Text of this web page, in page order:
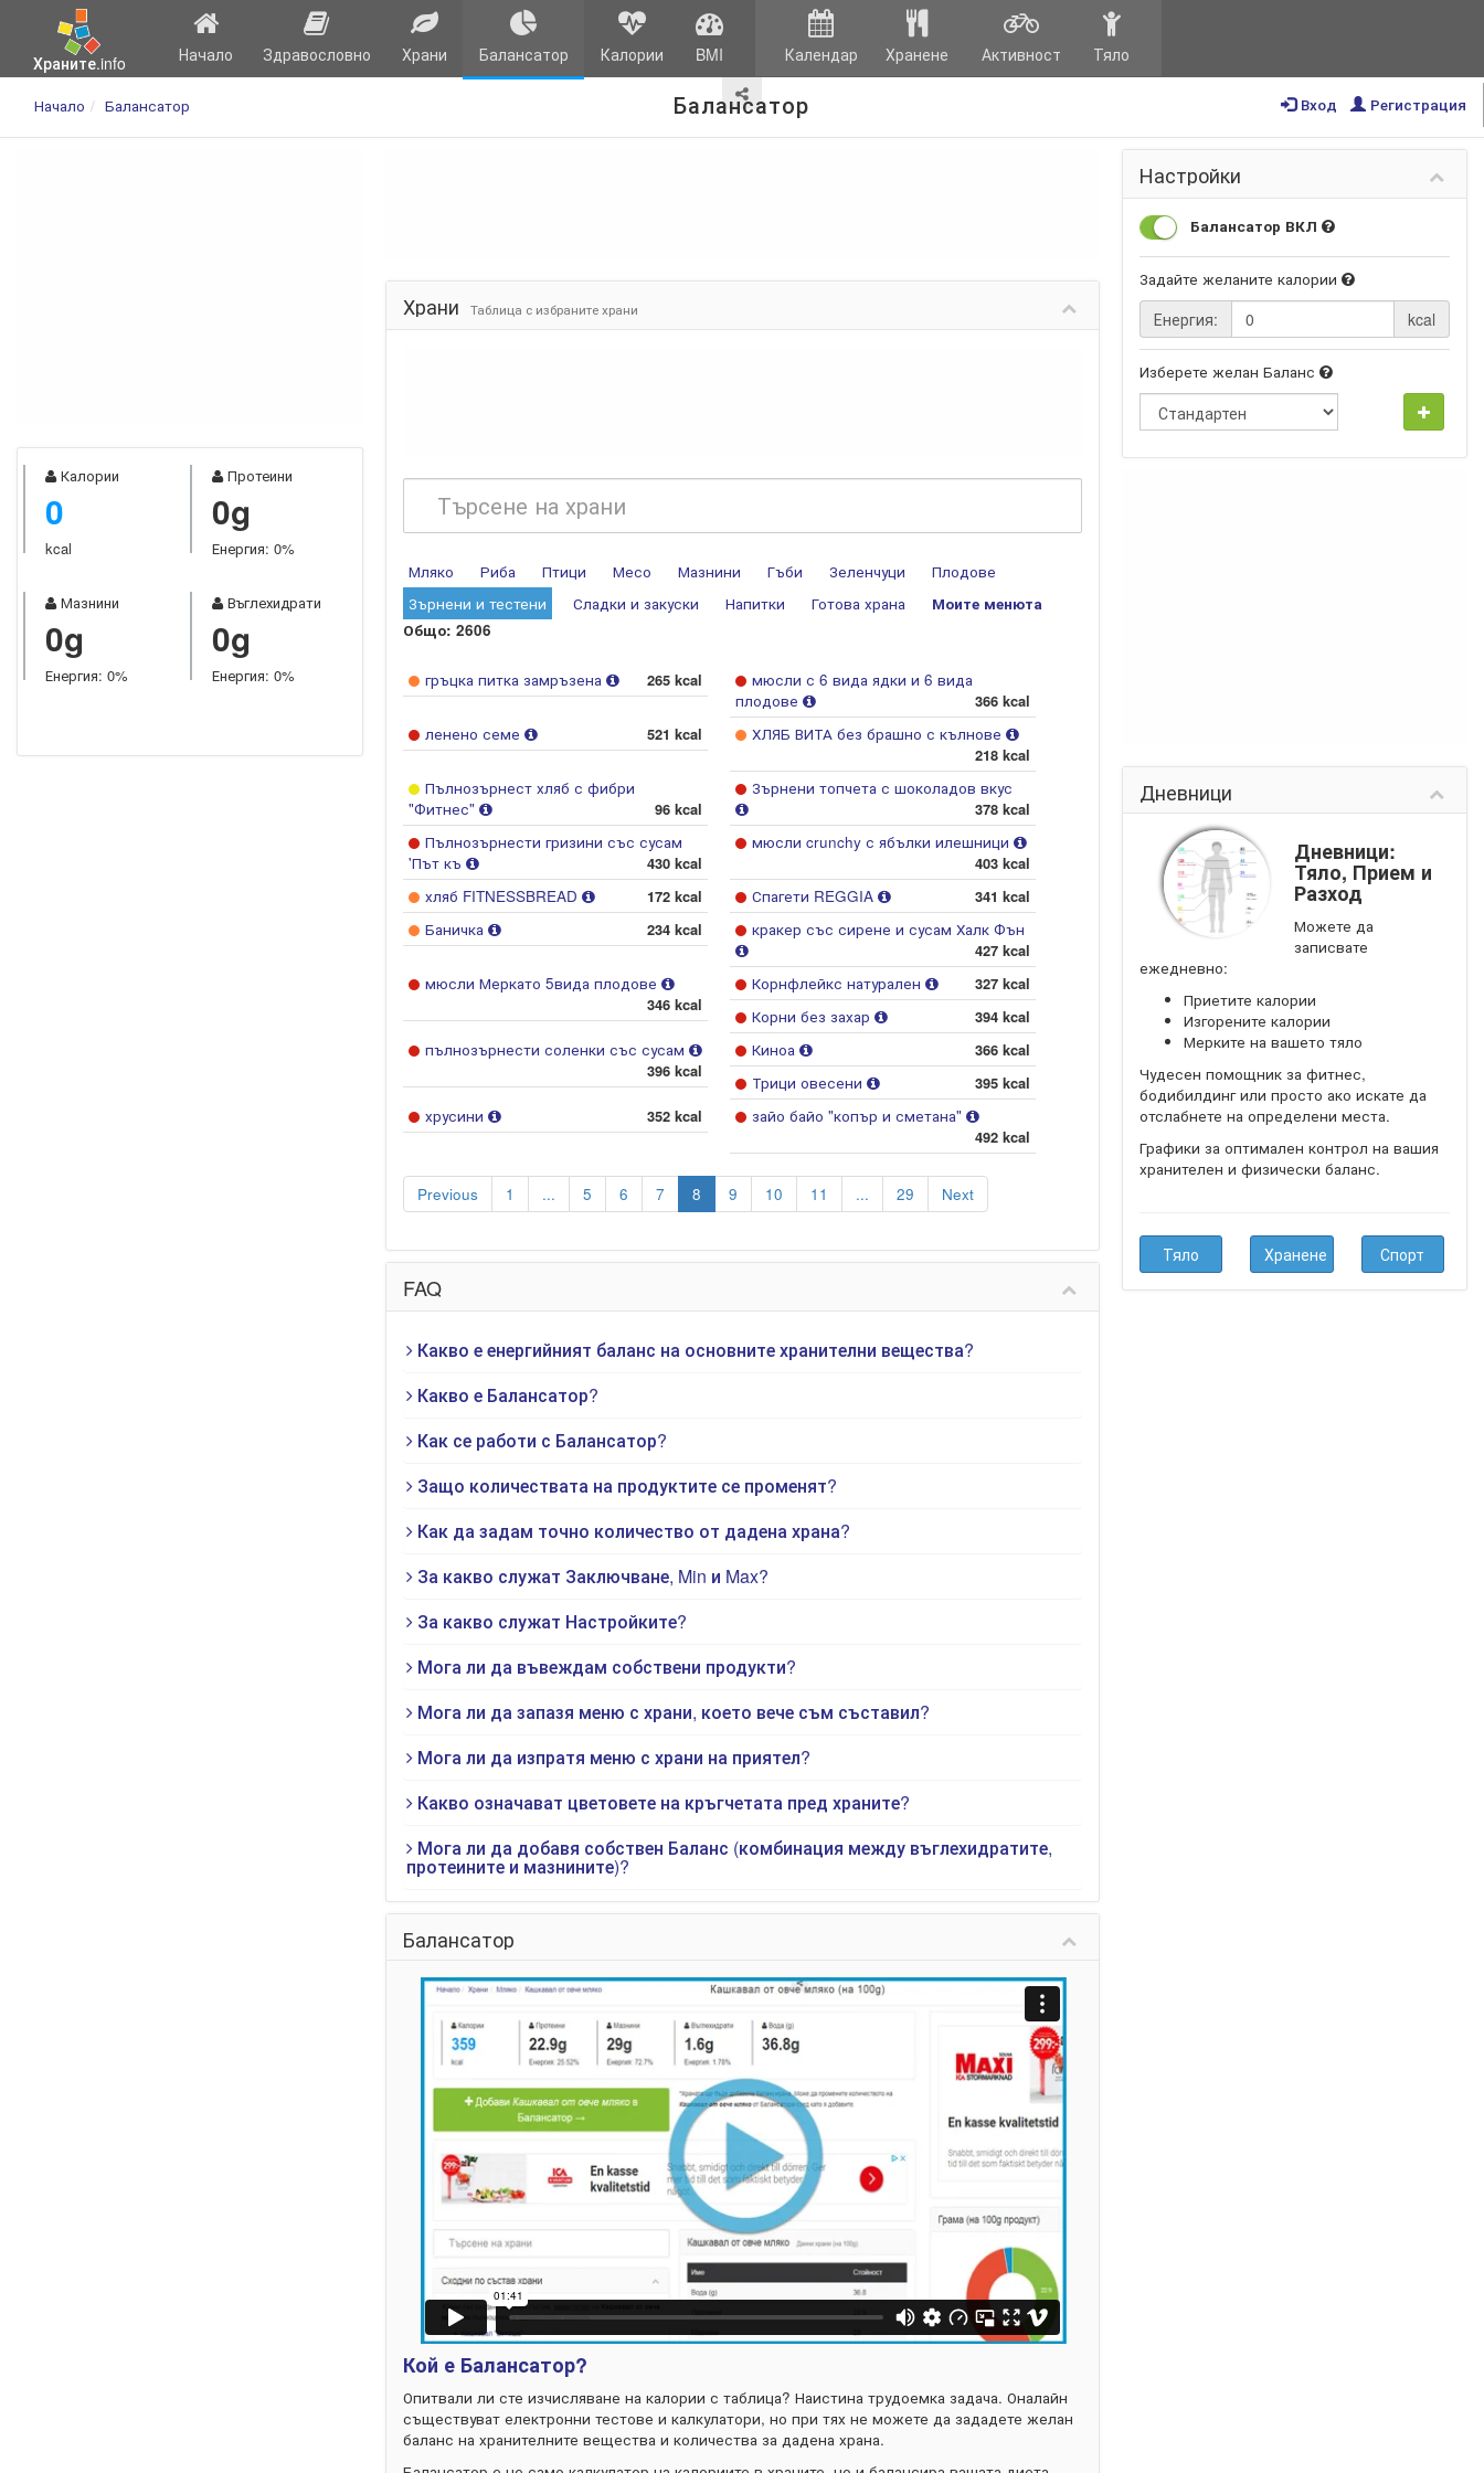
Храните.info Начало Здравословно Храни Балансатор Калории BMI Календар Хранене Активност Тяло
Балансатор
Начало Балансатор Регистрация
Вход
Калории
0
kcal
Протеини
0g
Енергия: 0%
Мазнини
0g
Енергия: 0%
Въглехидрати
0g
Енергия: 0%
Храни Таблица с избраните храни
Мляко Риба Птици Месо Мазнини Гъби Зеленчуци
Плодове
Зърнени и тестени
Сладки и закуски Напитки Готова храна
Моите менюта
Общо: 2606
гръцка питка замръзена 265 kcal
мюсли с 6 вида ядки и 6 вида
плодове
366 kcal
ленено семе
521 kcal
ХЛЯБ ВИТА без брашно с кълнове
218 kcal
Пълнозърнест хляб с фибри
"Фитнес"
96 kcal
Зърнени топчета с шоколадов вкус
378 kcal
Пълнозърнести гризини със сусам
'Път къ
430 kcal
мюсли crunchy с ябълки илешници
403 kcal
хляб FITNESSBREAD
172 kcal Спагети REGGIA
341 kcal
Баничка
234 kcal
кракер със сирене и сусам Халк Фън
427 kcal
мюсли Меркато 5вида плодове
346 kcal
Корнфлейкс натурален
327 kcal
Корни без захар
394 kcal
пълнозърнести соленки със сусам
396 kcal
Киноа
366 kcal
Трици овесени
395 kcal
хрусини
352 kcal
зайо байо "копър и сметана"
492 kcal
Previous 1 ... 5 6 7 8 9 10 11 ... 29 Next
FAQ
Какво е енергийният баланс на основните хранителни вещества?
Какво е Балансатор?
Как се работи с Балансатор?
Защо количествата на продуктите се променят?
Как да задам точно количество от дадена храна?
За какво служат Заключване, Min и Max?
За какво служат Настройките?
Мога ли да въвеждам собствени продукти?
Мога ли да запазя меню с храни, което вече съм съставил?
Мога ли да изпратя меню с храни на приятел?
Какво означават цветовете на кръгчетата пред храните?
Мога ли да добавя собствен Баланс (комбинация между въглехидратите,
протеините и мазнините)?
Балансатор
Кой е Балансатор?
Опитвали ли сте изчисляване на калории с таблица? Наистина трудоемка задача. Оналайн
съществуват електронни тестове и калкулатори, но при тях не можете да зададете желан
баланс на хранителните вещества и количества за дадена храна.
Настройки
Балансатор ВКЛ
Задайте желаните калории
Енергия: kcal
Изберете желан Баланс
Дневници
Дневници:
Тяло, Прием и
Разход
Можете да
записвате
ежедневно:
Приетите калории
Изгорените калории
Мерките на вашето тяло
Чудесен помощник за фитнес,
бодибилдинг или просто ако искате да
отслабнете на определени места.
Графики за оптимален контрол на вашия
хранителен и физически баланс.
Тяло Хранене Спорт